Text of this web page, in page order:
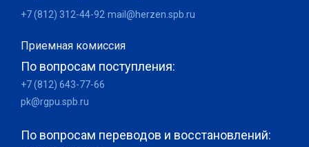
+7 (812) 312-44-92 mail@herzen.spb.ru
Приемная комиссия
По вопросам поступления:
+7 (812) 643-77-66
pk@rgpu.spb.ru
По вопросам переводов и восстановлений: